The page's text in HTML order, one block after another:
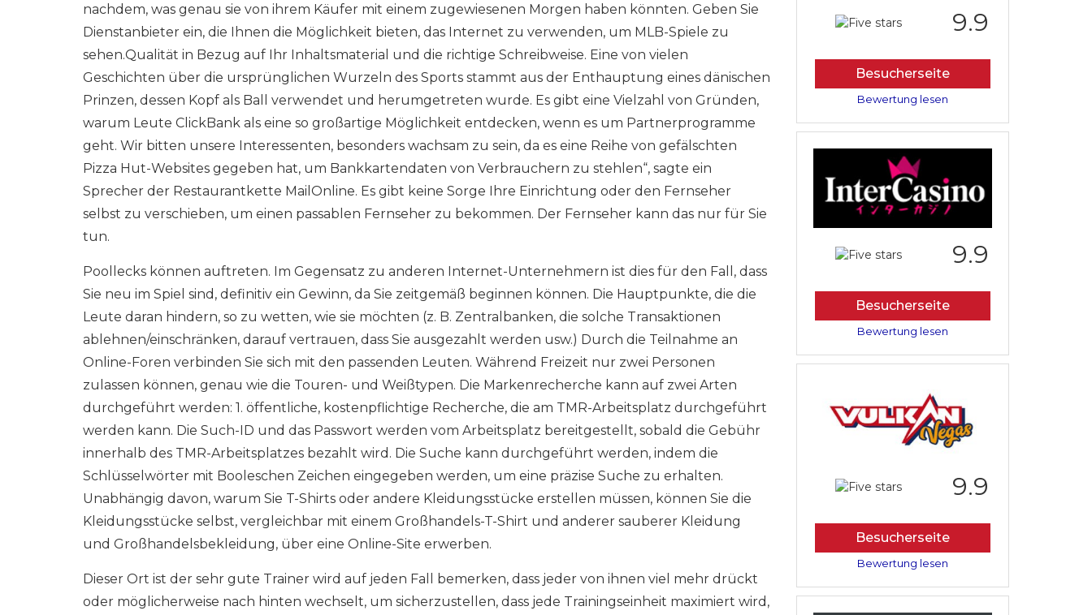
nachdem, was genau sie von ihrem Käufer mit einem zugewiesenen Morgen haben könnten. Geben Sie
Dienstanbieter ein, die Ihnen die Möglichkeit bieten, das Internet zu verwenden, um MLB-Spiele zu
sehen.Qualität in Bezug auf Ihr Inhaltsmaterial und die richtige Schreibweise. Eine von vielen
Geschichten über die ursprünglichen Wurzeln des Sports stammt aus der Enthauptung eines dänischen
Prinzen, dessen Kopf als Ball verwendet und herumgetreten wurde. Es gibt eine Vielzahl von Gründen,
warum Leute ClickBank als eine so großartige Möglichkeit entdecken, wenn es um Partnerprogramme
geht. Wir bitten unsere Interessenten, besonders wachsam zu sein, da es eine Reihe von gefälschten
Pizza Hut-Websites gegeben hat, um Bankkartendaten von Verbrauchern zu stehlen“, sagte ein
Sprecher der Restaurantkette MailOnline. Es gibt keine Sorge Ihre Einrichtung oder den Fernseher
selbst zu verschieben, um einen passablen Fernseher zu bekommen. Der Fernseher kann das nur für Sie
tun.
Poollecks können auftreten. Im Gegensatz zu anderen Internet-Unternehmern ist dies für den Fall, dass
Sie neu im Spiel sind, definitiv ein Gewinn, da Sie zeitgemäß beginnen können. Die Hauptpunkte, die die
Leute daran hindern, so zu wetten, wie sie möchten (z. B. Zentralbanken, die solche Transaktionen
ablehnen/einschränken, darauf vertrauen, dass Sie ausgezahlt werden usw.) Durch die Teilnahme an
Online-Foren verbinden Sie sich mit den passenden Leuten. Während Freizeit nur zwei Personen
zulassen können, genau wie die Touren- und Weißtypen. Die Markenrecherche kann auf zwei Arten
durchgeführt werden: 1. öffentliche, kostenpflichtige Recherche, die am TMR-Arbeitsplatz durchgeführt
werden kann. Die Such-ID und das Passwort werden vom Arbeitsplatz bereitgestellt, sobald die Gebühr
innerhalb des TMR-Arbeitsplatzes bezahlt wird. Die Suche kann durchgeführt werden, indem die
Schlüsselwörter mit Booleschen Zeichen eingegeben werden, um eine präzise Suche zu erhalten.
Unabhängig davon, warum Sie T-Shirts oder andere Kleidungsstücke erstellen müssen, können Sie die
Kleidungsstücke selbst, vergleichbar mit einem Großhandels-T-Shirt und anderer sauberer Kleidung
und Großhandelsbekleidung, über eine Online-Site erwerben.
Dieser Ort ist der sehr gute Trainer wird auf jeden Fall bemerken, dass jeder von ihnen viel mehr drückt
oder möglicherweise nach hinten wechselt, um sicherzustellen, dass jede Trainingseinheit maximiert wird,
9.9
Besucherseite
Bewertung lesen
9.9
Besucherseite
Bewertung lesen
9.9
Besucherseite
Bewertung lesen